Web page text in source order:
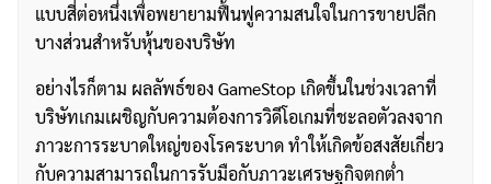
แบบสี่ต่อหนึ่งเพื่อพยายามฟื้นฟูความสนใจในการขายปลีก
บางส่วนสำหรับหุ้นของบริษัท
อย่างไรก็ตาม ผลลัพธ์ของ GameStop เกิดขึ้นในช่วงเวลาที่
บริษัทเกมเผชิญกับความต้องการวิดีโอเกมที่ชะลอตัวลงจาก
ภาวะการระบาดใหญ่ของโรคระบาด ทำให้เกิดข้อสงสัยเกี่ยว
กับความสามารถในการรับมือกับภาวะเศรษฐกิจตกต่ำ